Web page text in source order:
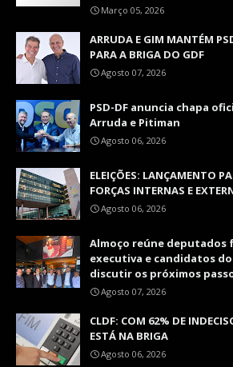
Março 05, 2026
ARRUDA E GIM MANTÉM
PARA A BRIGA DO GDF
Agosto 07, 2026
PSD-DF anuncia chapa
Arruda e Pitiman
Agosto 06, 2026
ELEIÇÕES: LANÇAMENTO
FORÇAS INTERNAS E
Agosto 06, 2026
Almoço reúne deputados
executiva e candidatos
discutir os próximos
Agosto 07, 2026
CLDF: COM 62% DE
ESTÁ NA BRIGA
Agosto 06, 2026